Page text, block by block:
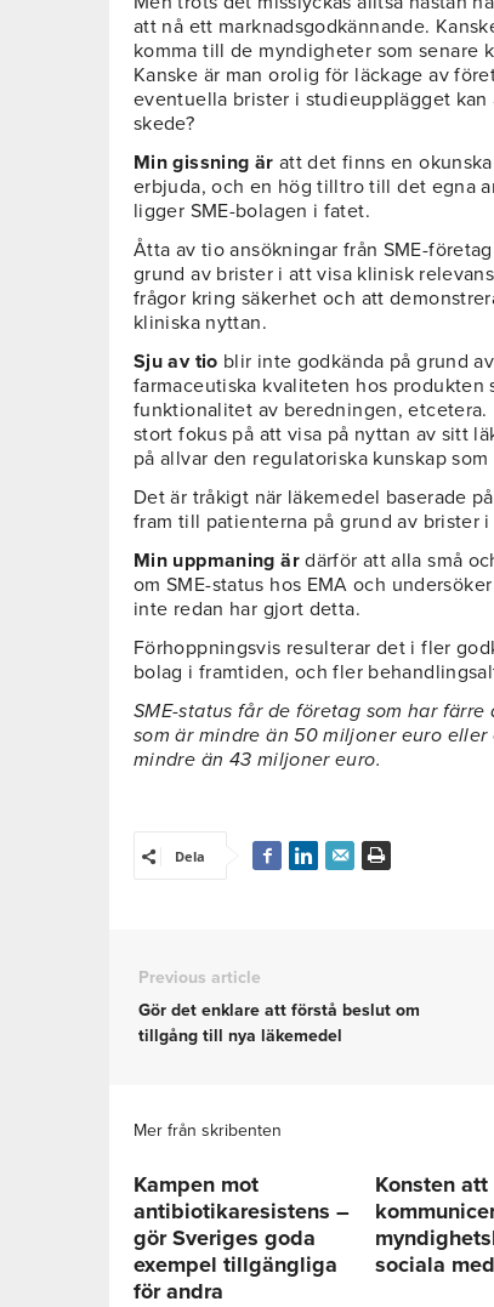
att nå ett marknadsgodkännande.
komma till de myndigheter som senare
Kanske är man orolig för läckage av
eventuella brister i studieupplägget
skede?
Min gissning är att det finns en
erbjuda, och en hög tilltro till det egna
ligger SME-bolagen i fatet.
Åtta av tio ansökningar från SME-
grund av brister i att visa klinisk
frågor kring säkerhet och att
kliniska nyttan.
Sju av tio blir inte godkända på grund
farmaceutiska kvaliteten hos produkten
funktionalitet av beredningen, etcetera.
stort fokus på att visa på nyttan av sitt
på allvar den regulatoriska kunskap
Det är tråkigt när läkemedel baserade
fram till patienterna på grund av brister
Min uppmaning ärdärför att alla små
om SME-status hos EMA och
inte redan har gjort detta.
Förhoppningsvis resulterar det i fler
bolag i framtiden, och fler
SME-status får de företag som har
som är mindre än 50 miljoner euro
mindre än 43 miljoner euro.
Dela
Previous article
Gör det enklare att förstå beslut om
tillgång till nya läkemedel
Mer från skribenten
Kampen mot
antibiotikaresistens –
gör Sveriges goda
exempel tillgängliga
för andra
Konsten att
sociala